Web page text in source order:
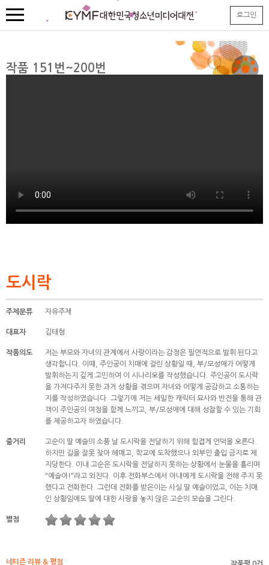
로그인
작품 151번~200번
도시락
주제분류 자유주제
대표자 김태형
작품의도
저는 부모와 자녀의 관계에서 사랑이라는 감정은 필연적으로 발휘 된다고
생각합니다. 이때, 주인공이 치매에 걸린 상황일 때, 부/모성애가 어떻게
발휘하는지 깊게 고민하여 이 시나리오를 작성했습니다. 주인공이 도시락
을 가져다주지 못한 과거 상황을 겪으며 자녀와 어떻게 공감하고 소통하는
지를 작성하였습니다. 그렇기에 저는 세밀한 캐릭터 묘사와 반전을 통해 관
객이 주인공의 여정을 함께 느끼고, 부/모성애에 대해 성찰할 수 있는 기회
를 제공하고자 하였습니다.
줄거리
고순이 딸 예슬의 소풍 날 도시락을 전달하기 위해 힘겹게 언덕을 오른다.
하지만 길을 잘못 찾아 헤매고, 학교에 도착했으나 외부인 출입 금지로 제
지당한다. 이내 고순은 도시락을 전달하지 못하는 상황에서 눈물을 흘리며
"예슬아!"라고 외친다. 이후 전화부스에서 아내에게 도시락을 전해 주지 못
했다고 전화한다. 그런데 전화를 받은이는 사실 딸 예슬이었고, 이는 치매
인 상황임에도 딸에 대한 사랑을 놓지 않은 고순의 모습을 그린다.
별점
네티즌 리뷰 & 평점